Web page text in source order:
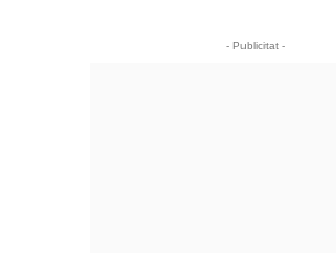
- Publicitat -